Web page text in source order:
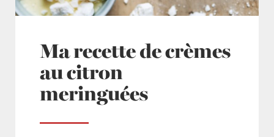
Ma recette de crèmes
au citron
meringuées